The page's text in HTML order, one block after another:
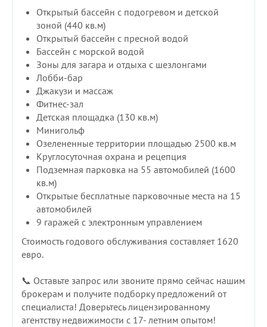
Открытый бассейн с подогревом и детской
зоной (440 кв.м)
Открытый бассейн с пресной водой
Бассейн с морской водой
Зоны для загара и отдыха с шезлонгами
Лобби-бар
Джакузи и массаж
Фитнес-зал
Детская площадка (130 кв.м)
Минигольф
Озелененные территории площадью 2500 кв.м
Круглосуточная охрана и рецепция
Подземная парковка на 55 автомобилей (1600
кв.м)
Открытые бесплатные парковочные места на 15
автомобилей
9 гаражей с электронным управлением
Стоимость годового обслуживания составляет 1620
евро.
📞 Оставьте запрос или звоните прямо сейчас нашим
брокерам и получите подборку предложений от
специалиста! Доверьтесь лицензированному
агентству недвижимости с 17- летним опытом!